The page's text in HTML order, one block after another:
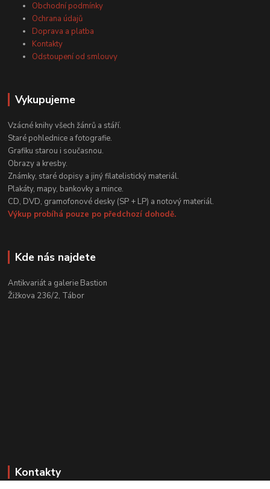
Obchodní podmínky
Ochrana údajů
Doprava a platba
Kontakty
Odstoupení od smlouvy
Vykupujeme
Vzácné knihy všech žánrů a stáří.
Staré pohlednice a fotografie.
Grafiku starou i současnou.
Obrazy a kresby.
Známky, staré dopisy a jiný filatelistický materiál.
Plakáty, mapy, bankovky a mince.
CD, DVD, gramofonové desky (SP + LP) a notový materiál.
Výkup probíhá pouze po předchozí dohodě.
Kde nás najdete
Antikvariát a galerie Bastion
Žižkova 236/2, Tábor
Kontakty